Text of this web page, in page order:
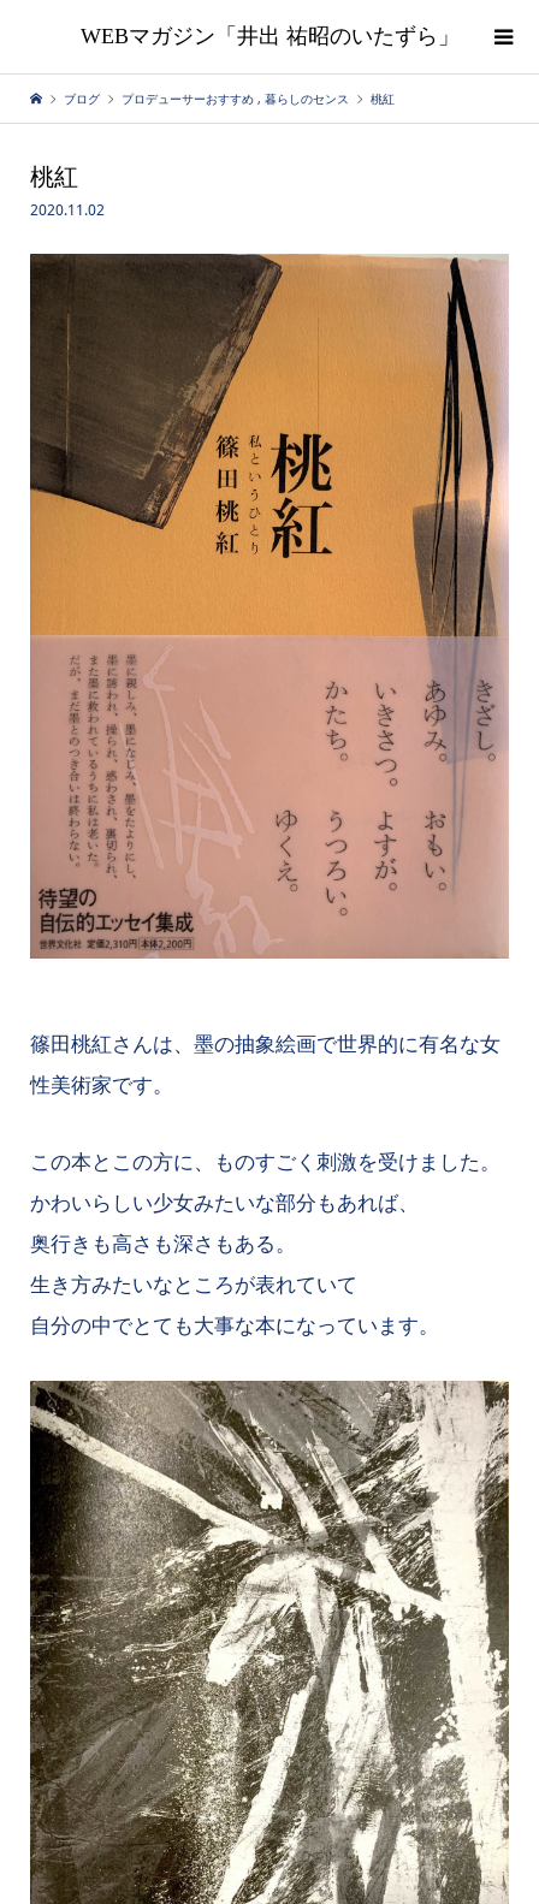
WEBマガジン「井出 祐昭のいたずら」
ブログ プロデューサーおすすめ , 暮らしのセンス 桃紅
桃紅
2020.11.02
篠田桃紅さんは、墨の抽象絵画で世界的に有名な女
性美術家です。
この本とこの方に、ものすごく刺激を受けました。
かわいらしい少女みたいな部分もあれば、
奥行きも高さも深さもある。
生き方みたいなところが表れていて
自分の中でとても大事な本になっています。